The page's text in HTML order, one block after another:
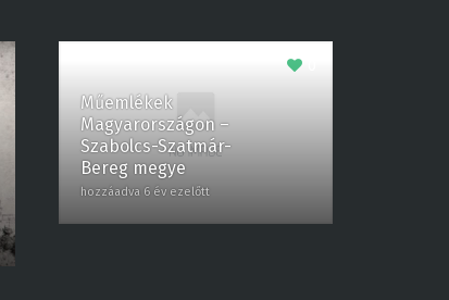
0
Műemlékek
Magyarországon –
Szabolcs-Szatmár-
Bereg megye
hozzáadva 6 év ezelőtt